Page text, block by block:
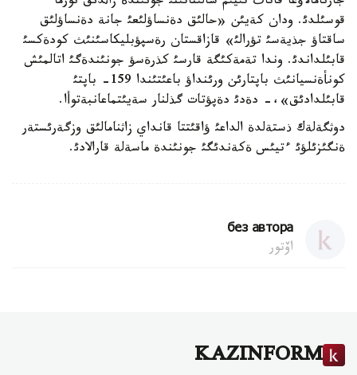
قوسئلدئ. ودان كةيئن «حالئق دةنساؤلئعئ جانة دةنساؤلئق
ساقتاؤ جذيةسئ تؤرالئ» قازاقستان رةسپؤبليكاسئنئث كودةكسئ
قابئلداندئ. وندا تةمةكئگة قارسئ كذرةسؤ جونئندةگئ اتالمئش
كونأةنسيانئث باپتارئن ورئنداؤ باعئتئندا 159- باپتئ
قابئلدادئق»،- دةدئ دةپؤتات گذلنار سةيئتماعانبةتوأا.
دوثگةلةك ذستةلدة الداعئ ؤاقئتتا قانداي زاثنامالئق وزگةرئستةر
ةنگئزئلؤئ ءتيئس ةكةندئگئ جونئندة ماسةلة قارالادئ.
без автора
اۆتور
KAZINFORM